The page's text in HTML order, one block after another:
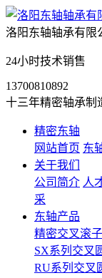
洛阳东轴轴承有限
24小时技术销售
13700810892
十三年精密轴承制
精密东轴
网站首页 东
关于我们
公司简介 人
采
东轴产品
精密交叉滚
SX系列交叉
RU系列交叉